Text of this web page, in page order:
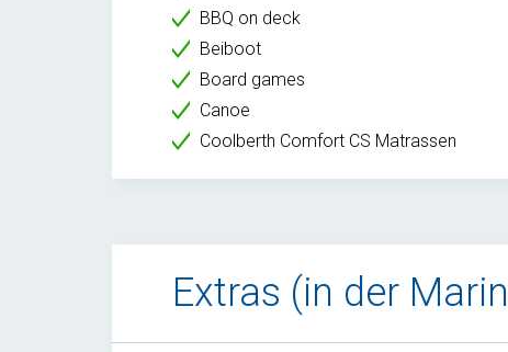
BBQ on deck
Beiboot
Board games
Canoe
Coolberth Comfort CS Matrassen
Extras (in der